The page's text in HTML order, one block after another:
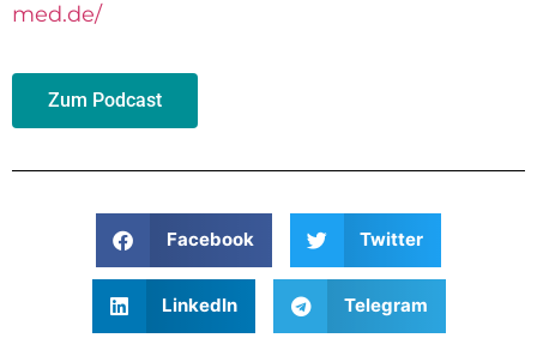
med.de/
Zum Podcast
Facebook Twitter
LinkedIn Telegram